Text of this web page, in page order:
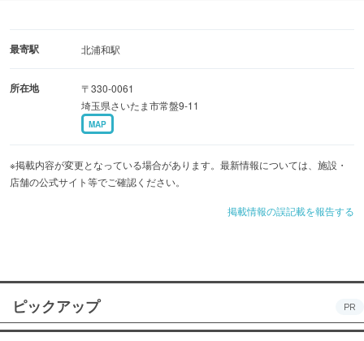
最寄駅 北浦和駅
所在地
〒330-0061
埼玉県さいたま市常盤9-11
MAP
※掲載内容が変更となっている場合があります。最新情報については、施設・
店舗の公式サイト等でご確認ください。
掲載情報の誤記載を報告する
ピックアップ PR